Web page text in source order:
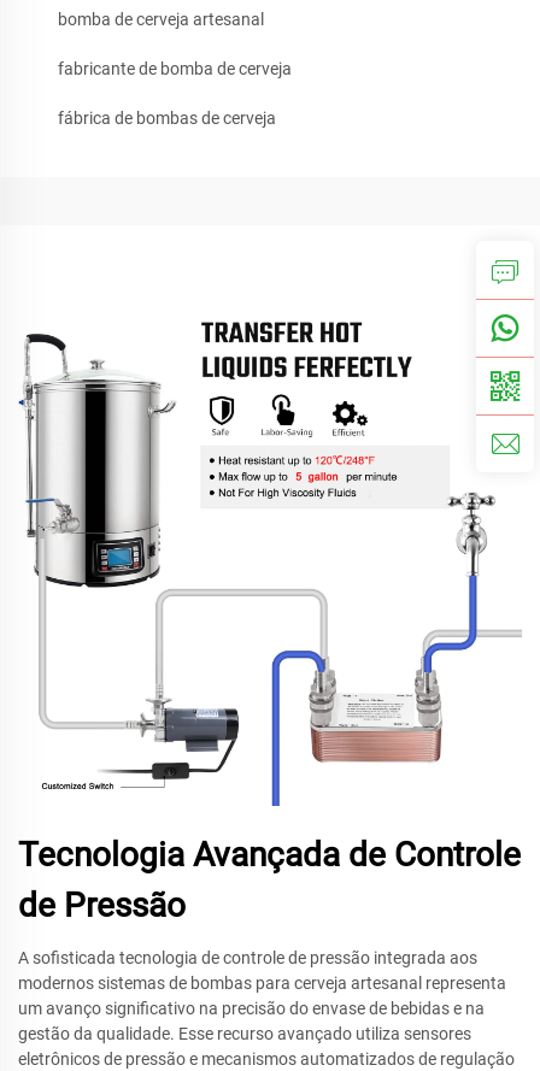
bomba de cerveja artesanal
fabricante de bomba de cerveja
fábrica de bombas de cerveja
Tecnologia Avançada de Controle
de Pressão
A sofisticada tecnologia de controle de pressão integrada aos
modernos sistemas de bombas para cerveja artesanal representa
um avanço significativo na precisão do envase de bebidas e na
gestão da qualidade. Esse recurso avançado utiliza sensores
eletrônicos de pressão e mecanismos automatizados de regulação